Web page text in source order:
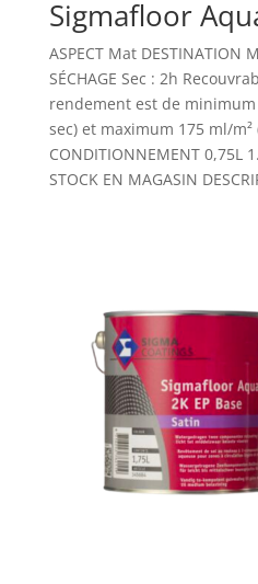
Sigmafloor
ASPECT Mat
SÉCHAGE Sec : 2h
rendement est de minimum
sec) et maximum 175 ml/m²
CONDITIONNEMENT 0,75L
STOCK EN MAGASIN